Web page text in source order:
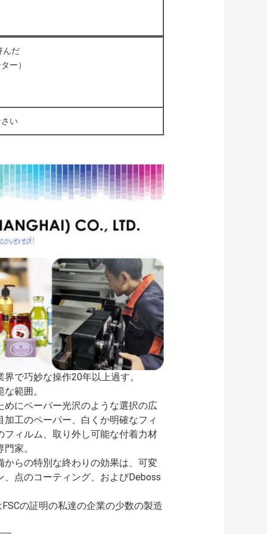
んだ
ー）
い
で巧妙な操作20年以上過す。
範囲。
にペーパー光沢のような選択の広
工のペーパー、白くか明確なフィ
ィルム、取り外し可能な付着力材
家。
らの特別な終わりの効果は、可変
点のコーティング、およびDeboss
の証明の私達の企業の少数の製造